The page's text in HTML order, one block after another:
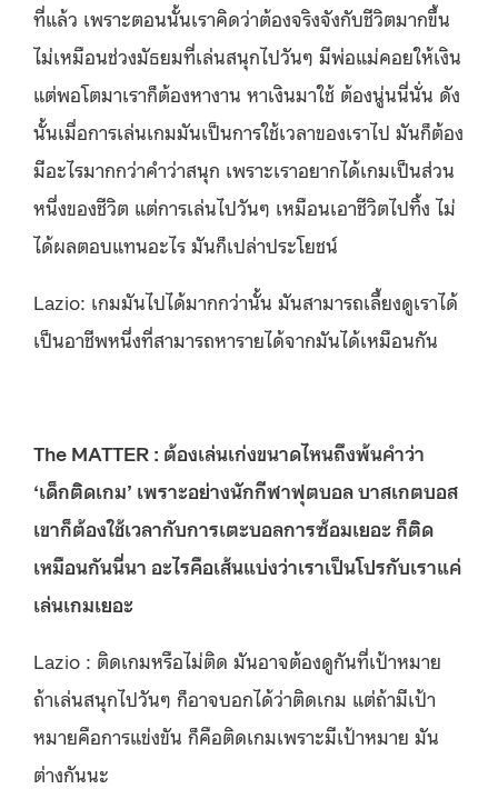
ที่แล้ว เพราะตอนนั้นเราคิดว่าต้องจริงจังกับชีวิตมากขึ้น
ไม่เหมือนช่วงมัธยมที่เล่นสนุกไปวันๆ มีพ่อแม่คอยให้เงิน
แต่พอโตมาเราก็ต้องหางาน หาเงินมาใช้ ต้องนู่นนี่นั่น ดัง
นั้นเมื่อการเล่นเกมมันเป็นการใช้เวลาของเราไป มันก็ต้อง
มีอะไรมากกว่าคำว่าสนุก เพราะเราอยากได้เกมเป็นส่วน
หนึ่งของชีวิต แต่การเล่นไปวันๆ เหมือนเอาชีวิตไปทิ้ง ไม่
ได้ผลตอบแทนอะไร มันก็เปล่าประโยชน์
Lazio: เกมมันไปได้มากกว่านั้น มันสามารถเลี้ยงดูเราได้
เป็นอาชีพหนึ่งที่สามารถหารายได้จากมันได้เหมือนกัน
The MATTER : ต้องเล่นเก่งขนาดไหนถึงพ้นคำว่า
‘เด็กติดเกม’ เพราะอย่างนักกีฬาฟุตบอล บาสเกตบอส
เขาก็ต้องใช้เวลากับการเตะบอลการซ้อมเยอะ ก็ติด
เหมือนกันนี่นา อะไรคือเส้นแบ่งว่าเราเป็นโปรกับเราแค่
เล่นเกมเยอะ
Lazio : ติดเกมหรือไม่ติด มันอาจต้องดูกันที่เป้าหมาย
ถ้าเล่นสนุกไปวันๆ ก็อาจบอกได้ว่าติดเกม แต่ถ้ามีเป้า
หมายคือการแข่งขัน ก็คือติดเกมเพราะมีเป้าหมาย มัน
ต่างกันนะ